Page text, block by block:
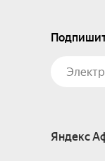
Яндекс